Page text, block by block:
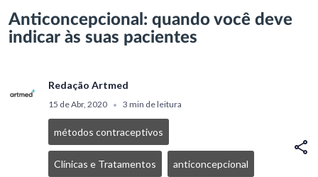
Anticoncepcional: quando você deve
indicar às suas pacientes
Redação Artmed
15 de Abr, 2020 • 3 min de leitura
métodos contraceptivos
Clínicas e Tratamentos anticoncepcional